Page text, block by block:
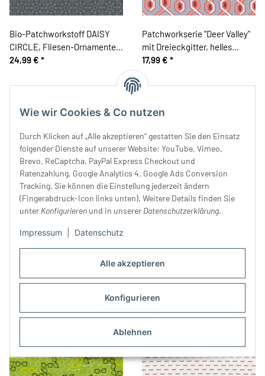
Alle akzeptieren
Konfigurieren
Ablehnen
Wie wir Cookies & Co nutzen
Durch Klicken auf „Alle akzeptieren“ gestatten Sie den Einsatz
folgender Dienste auf unserer Website: YouTube, Vimeo,
Brevo, ReCaptcha, PayPal Express Checkout und
Ratenzahlung, Google Analytics 4, Google Ads Conversion
Tracking. Sie können die Einstellung jederzeit ändern
(Fingerabdruck-Icon links unten). Weitere Details finden Sie
unter Konfigurieren und in unserer Datenschutzerklärung.
Impressum Datenschutz
Bio-Patchworkstoff DAISY
CIRCLE, Fliesen-Ornamente,
olivgrau-steingrau, Jane
24,99 € *
Patchworkserie "Deer Valley"
mit Dreieckgitter, helles
taubenblau
17,99 € *
Patchworkstoff "Spirit of
Christmas" mit Sternen-
Waben-Muster, moosgrün-
beige
Libellen, orange,Tamara Kate
23,99 €